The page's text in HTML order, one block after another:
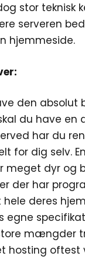
stor teknisk
serveren
hjemmeside.
den absolut
du have en
har du
for dig selv.
meget dyr og
der har
hele deres
egne
mængder
hosting